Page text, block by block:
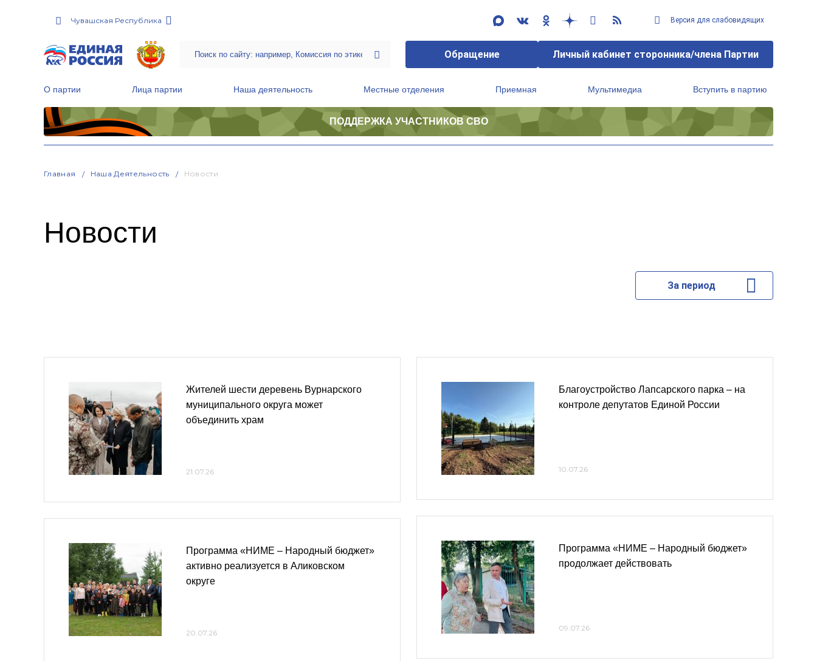
Чувашская Республика Версия для слабовидящих
Обращение Личный кабинет сторонника/члена Партии
О партии Лица партии Наша деятельность Местные отделения Приемная Мультимедиа Вступить в партию
ПОДДЕРЖКА УЧАСТНИКОВ СВО
Главная Наша Деятельность Новости
Новости
За период
Жителей шести деревень Вурнарского
муниципального округа может
объединить храм
21.07.26
Программа «НИМЕ – Народный бюджет»
активно реализуется в Аликовском
округе
20.07.26
Благоустройство Лапсарского парка – на
контроле депутатов Единой России
10.07.26
Программа «НИМЕ – Народный бюджет»
продолжает действовать
09.07.26